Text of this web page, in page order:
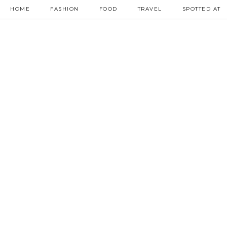
HOME FASHION FOOD TRAVEL SPOTTED AT